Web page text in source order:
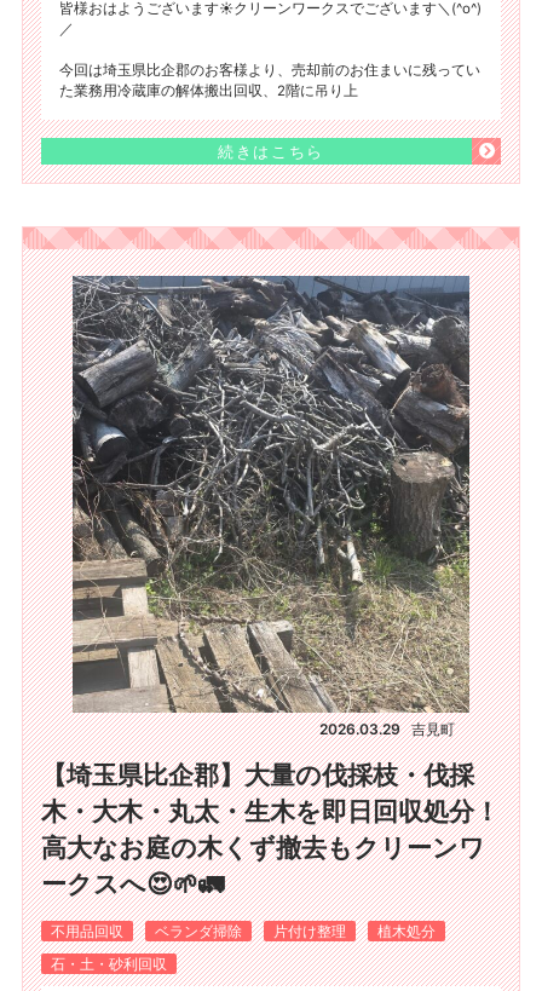
皆様おはようございます☀️クリーンワークスでございます＼(^o^)
／
今回は埼玉県比企郡のお客様より、売却前のお住まいに残ってい
た業務用冷蔵庫の解体搬出回収、2階に吊り上
続きはこちら
2026.03.29 吉見町
【埼玉県比企郡】大量の伐採枝・伐採
木・大木・丸太・生木を即日回収処分！
高大なお庭の木くず撤去もクリーンワ
ークスへ😍🌱🚛
不用品回収 ベランダ掃除 片付け整理
植木処分
石・土・砂利回収